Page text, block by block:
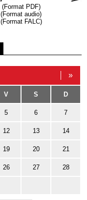
(Format PDF)
audio)
FALC)
»
V S D
5 6 7
12 13 14
19 20 21
26 27 28